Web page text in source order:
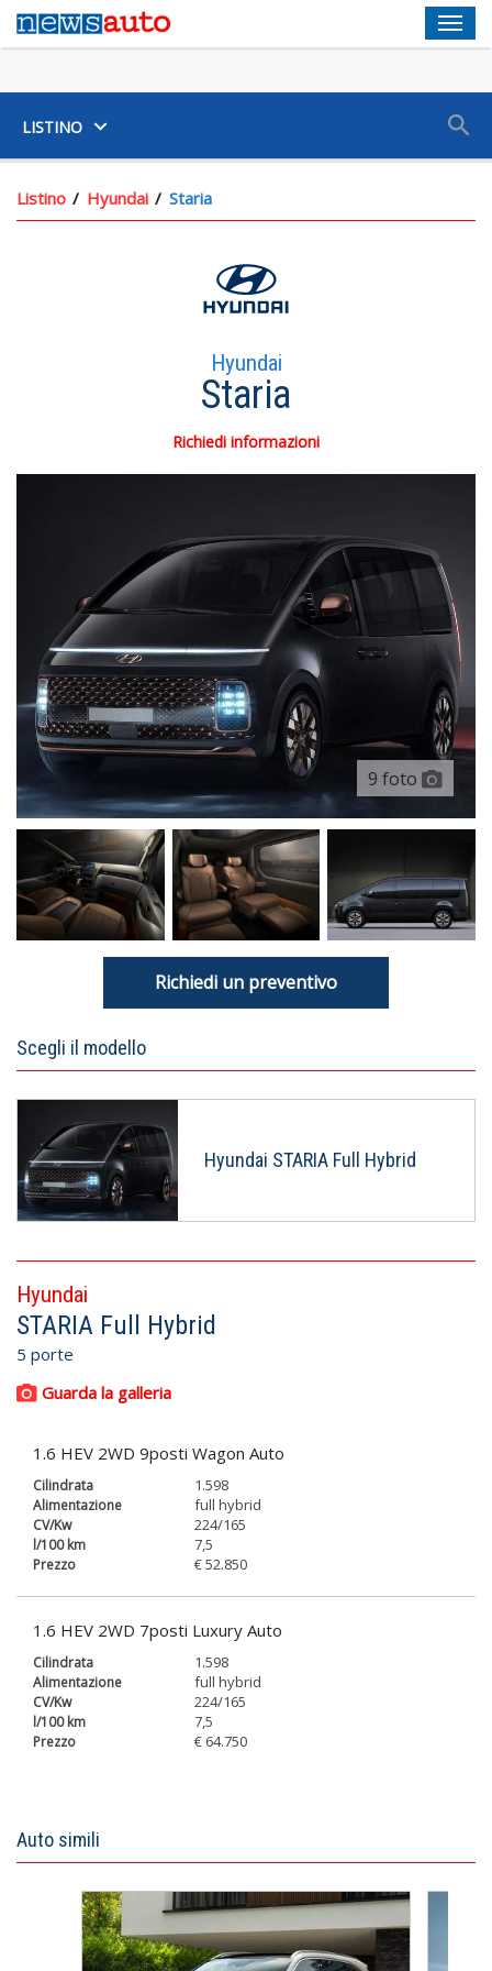
LISTINO
Listino Hyundai Staria
Hyundai
Staria
Richiedi informazioni
9 foto
Richiedi un preventivo
Scegli il modello
Hyundai STARIA Full Hybrid
Hyundai
STARIA Full Hybrid
5 porte
Guarda la galleria
1.6 HEV 2WD 9posti Wagon Auto
1.598
full hybrid
224/165
7,5
€ 52.850
1.6 HEV 2WD 7posti Luxury Auto
1.598
full hybrid
224/165
7,5
€ 64.750
Auto simili